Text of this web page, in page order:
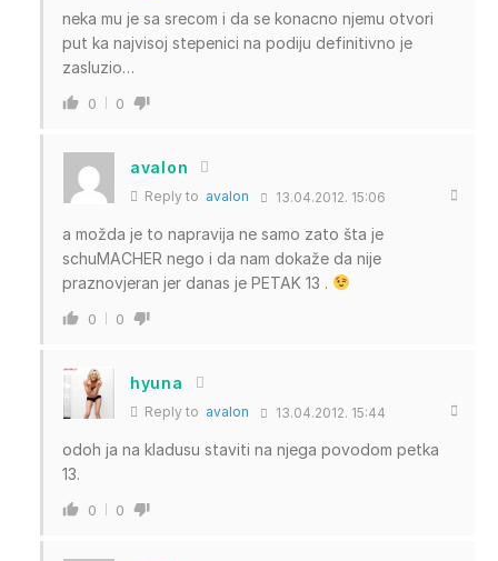
neka mu je sa srecom i da se konacno njemu otvori
put ka najvisoj stepenici na podiju definitivno je
zasluzio…
0 0
avalon
Reply to avalon 13.04.2012. 15:06
a možda je to napravija ne samo zato šta je
schuMACHER nego i da nam dokaže da nije
praznovjeran jer danas je PETAK 13 .
0 0
hyuna
Reply to avalon 13.04.2012. 15:44
odoh ja na kladusu staviti na njega povodom petka
13.
0 0